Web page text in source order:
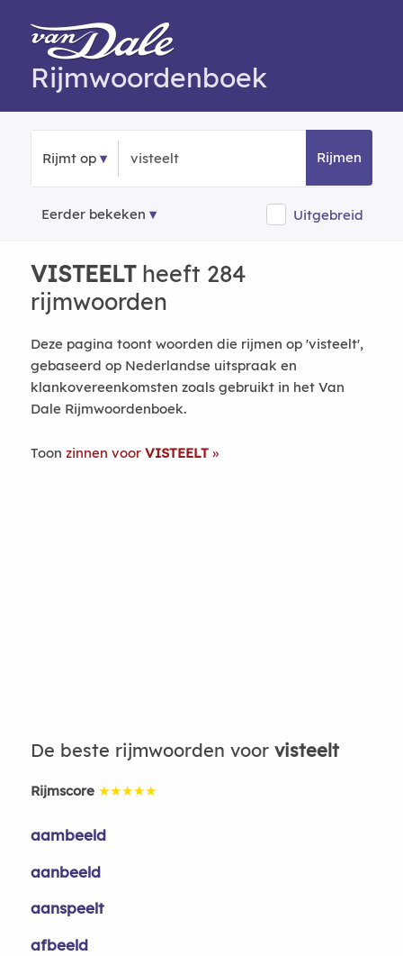
Rijmwoordenboek
Rijmt op Rijmen
Eerder bekeken Uitgebreid
VISTEELTheeft 284
rijmwoorden
Deze pagina toont woorden die rijmen op 'visteelt',
gebaseerd op Nederlandse uitspraak en
klankovereenkomsten zoals gebruikt in het Van
Dale Rijmwoordenboek.
Toon zinnen voor VISTEELT
De beste rijmwoorden voor visteelt
Rijmscore ★★★★★
aambeeld
aanbeeld
aanspeelt
afbeeld